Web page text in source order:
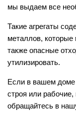
мы выдаем все
Такие агрегаты
металлов, которые
также опасные
утилизировать.
Если в вашем
строя или рабочие,
обращайтесь в